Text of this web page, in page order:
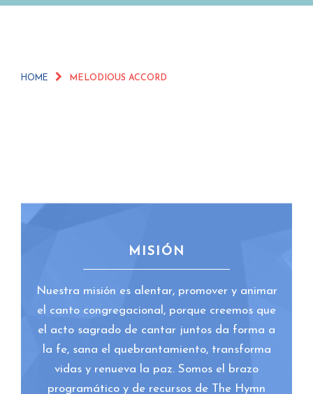
HOME MELODIOUS ACCORD
MISIÓN
Nuestra misión es alentar, promover y animar
el canto congregacional, porque creemos que
el acto sagrado de cantar juntos da forma a
la fe, sana el quebrantamiento, transforma
vidas y renueva la paz. Somos el brazo
programático y de recursos de The Hymn